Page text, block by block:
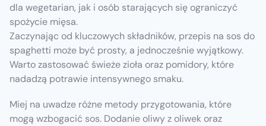
dla wegetarian, jak i osób starających się ograniczyć
spożycie mięsa.
Zaczynając od kluczowych składników, przepis na sos do
spaghetti może być prosty, a jednocześnie wyjątkowy.
Warto zastosować świeże zioła oraz pomidory, które
nadadzą potrawie intensywnego smaku.
Miej na uwadze różne metody przygotowania, które
mogą wzbogacić sos. Dodanie oliwy z oliwek oraz